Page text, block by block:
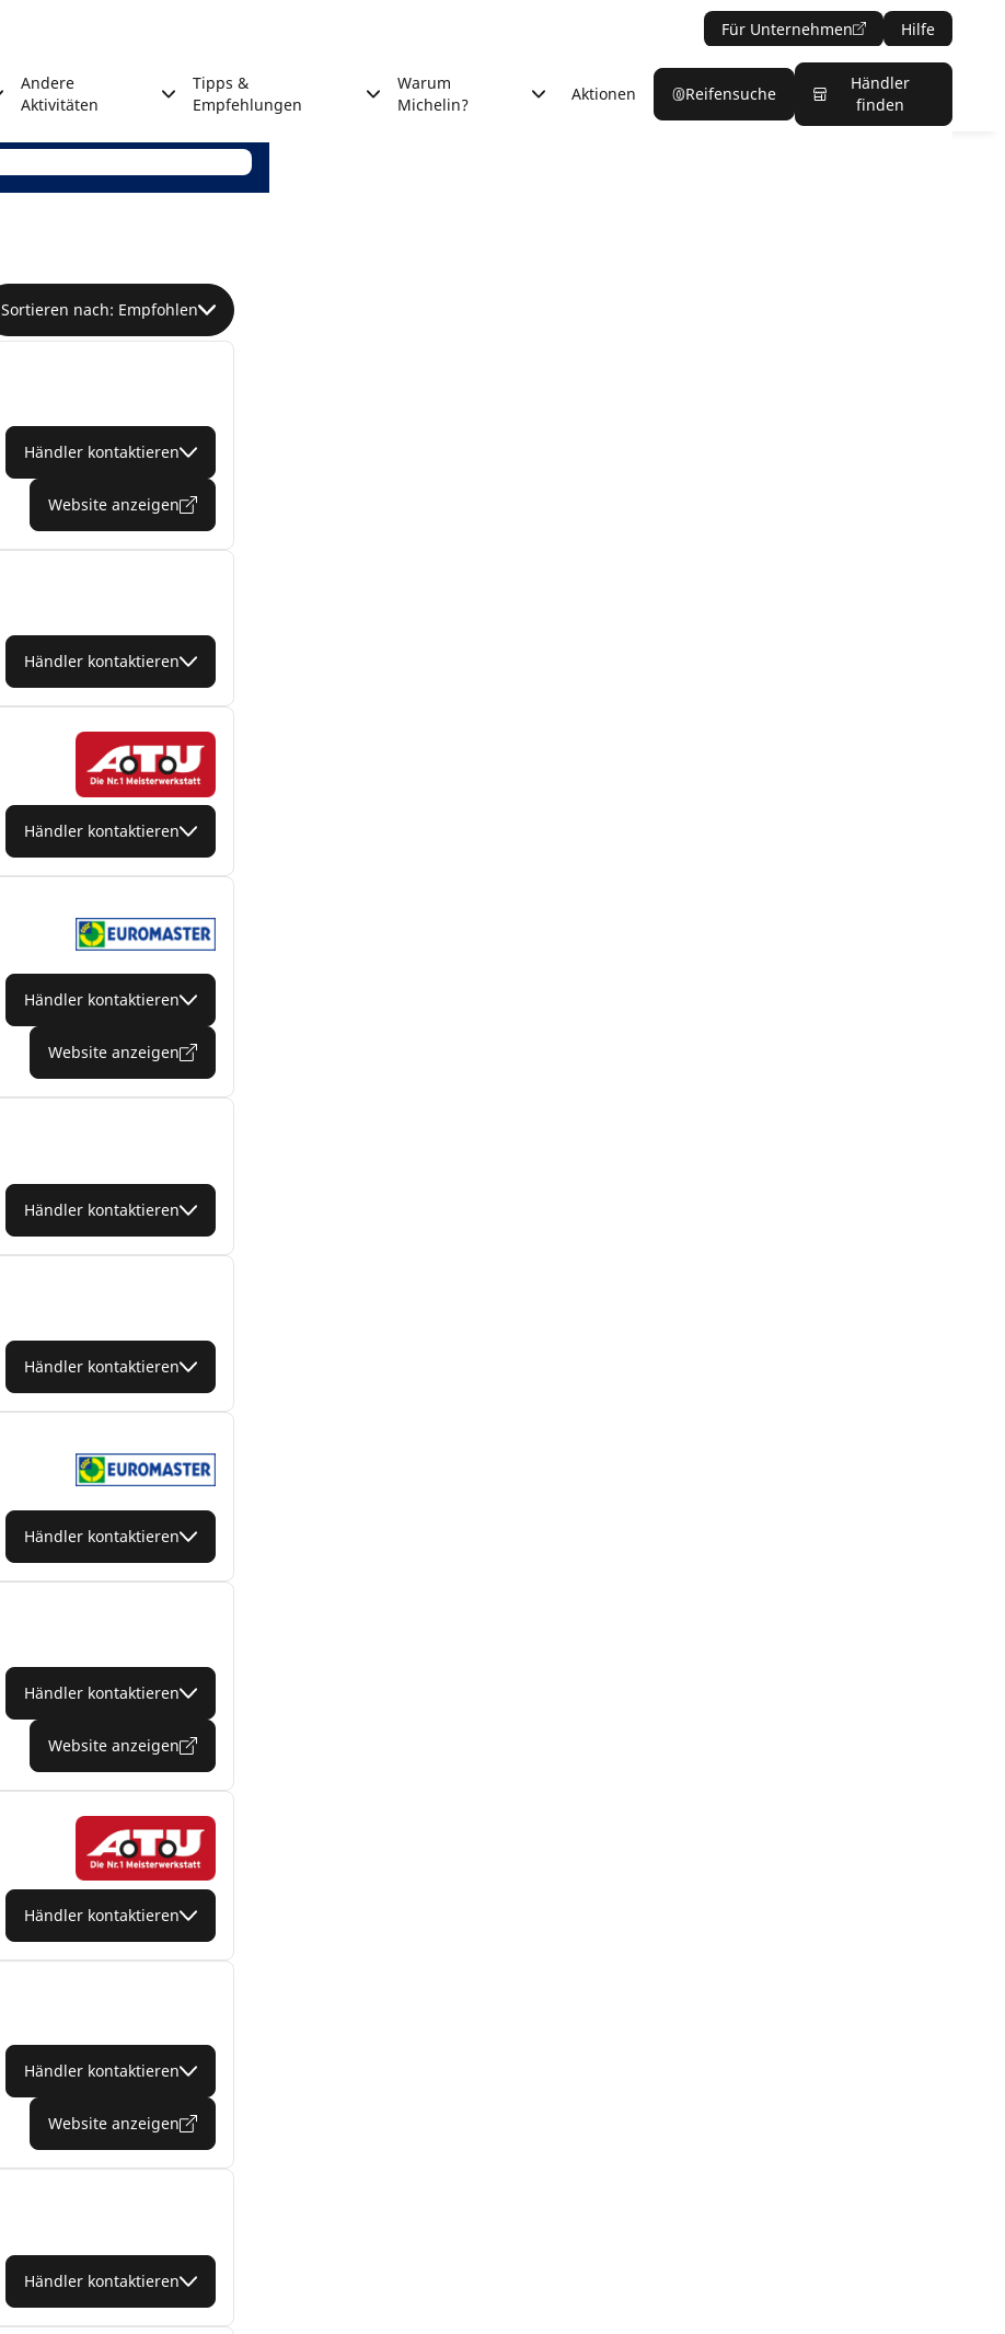
Für Unternehmen Hilfe
Andere
Aktivitäten
Tipps &
Empfehlungen
Warum
Michelin?
Aktionen Reifensuche
Händler
finden
Sortieren nach: Empfohlen
Händler kontaktieren
Website anzeigen
Händler kontaktieren
Händler kontaktieren
Händler kontaktieren
Website anzeigen
Händler kontaktieren
Händler kontaktieren
Händler kontaktieren
Händler kontaktieren
Website anzeigen
Händler kontaktieren
Händler kontaktieren
Website anzeigen
Händler kontaktieren